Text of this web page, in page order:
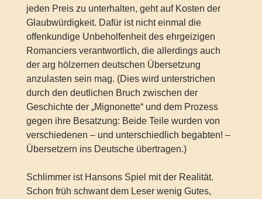
jeden Preis zu unterhalten, geht auf Kosten der
Glaubwürdigkeit. Dafür ist nicht einmal die
offenkundige Unbeholfenheit des ehrgeizigen
Romanciers verantwortlich, die allerdings auch
der arg hölzernen deutschen Übersetzung
anzulasten sein mag. (Dies wird unterstrichen
durch den deutlichen Bruch zwischen der
Geschichte der „Mignonette“ und dem Prozess
gegen ihre Besatzung: Beide Teile wurden von
verschiedenen – und unterschiedlich begabten! –
Übersetzern ins Deutsche übertragen.)
Schlimmer ist Hansons Spiel mit der Realität.
Schon früh schwant dem Leser wenig Gutes,